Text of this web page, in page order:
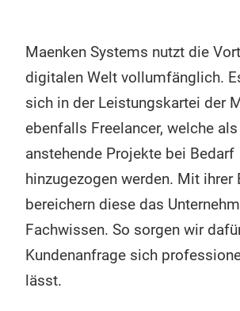
Jahren vor allem als
fassen und sorgte durch
Programmierkünste wie
Zauberhand dafür, dass
Industrieroboter genau
was der Kunde wollte.
Geschäftsreisen über den
großen Teich wurden
und neue Kunden
Maenken Systems nutzt die
digitalen Welt vollumfänglich.
sich in der Leistungskartei der
ebenfalls Freelancer, welche
anstehende Projekte bei Bedarf
hinzugezogen werden. Mit ihrer
bereichern diese das
Fachwissen. So sorgen wir
Kundenanfrage sich
lässt.